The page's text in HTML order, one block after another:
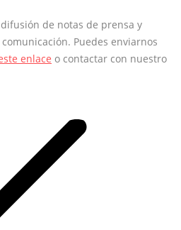
de notas de prensa y
Puedes enviarnos
enlace o contactar con nuestro